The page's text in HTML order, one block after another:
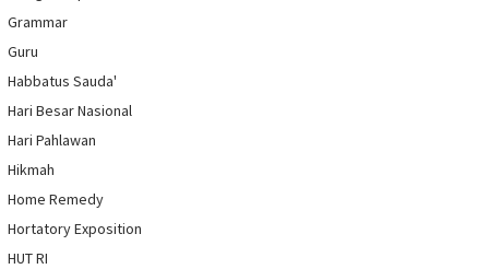
Grammar
Guru
Habbatus Sauda'
Hari Besar Nasional
Hari Pahlawan
Hikmah
Home Remedy
Hortatory Exposition
HUT RI